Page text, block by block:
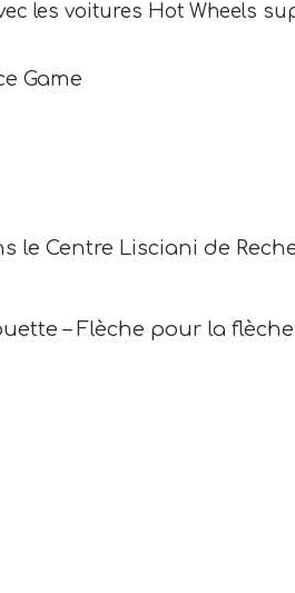
les voitures Hot Wheels
Game
le Centre Lisciani de
– Flèche pour la